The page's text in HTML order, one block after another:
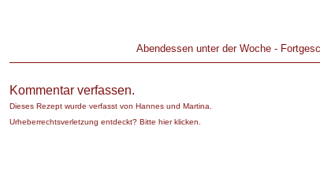
Abendessen unter der Woche-
Kommentar verfassen.
Dieses Rezept wurde verfasst von Hannes und Martina
Urheberrechtsverletzung entdeckt? Bitte hier klicken.